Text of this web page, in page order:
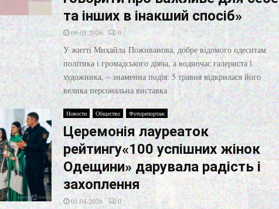
та інших в інакший спосіб»
09.05.2026 0
У житті Михайла Поживанова, добре відомого одеситам
політика і громадського діяча, а водночас галериста і
художника, – знаменна подія: 5 травня відкрилася його
велика персональна виставка
Новости Общество Фоторепортаж
Церемонія лауреаток
рейтингу«100 успішних жінок
Одещини» дарувала радість і
захоплення
01.04.2026 0